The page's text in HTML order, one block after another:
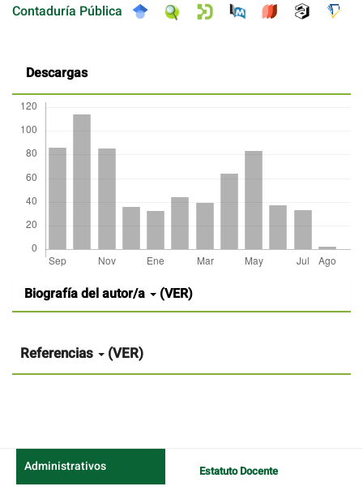
Contaduría Pública
Descargas
Detalles
del
artículo
Biografía del autor/a (VER)
Referencias (VER)
Administrativos Estatuto Docente